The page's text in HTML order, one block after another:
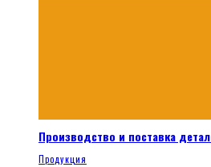
Производство и поставка
Продукция